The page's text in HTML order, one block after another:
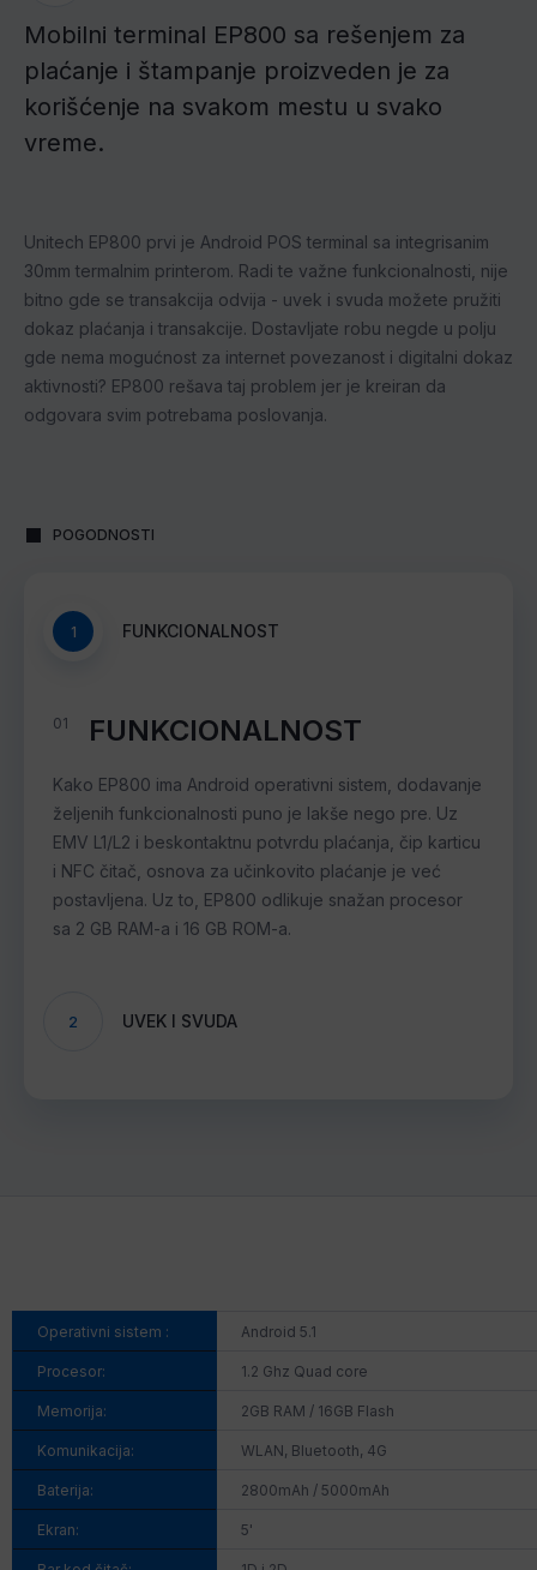
Mobilni terminal EP800 sa rešenjem za
plaćanje i štampanje proizveden je za
korišćenje na svakom mestu u svako
vreme.
Unitech EP800 prvi je Android POS terminal sa integrisanim
30mm termalnim printerom. Radi te važne funkcionalnosti, nije
bitno gde se transakcija odvija - uvek i svuda možete pružiti
dokaz plaćanja i transakcije. Dostavljate robu negde u polju
gde nema mogućnost za internet povezanost i digitalni dokaz
aktivnosti? EP800 rešava taj problem jer je kreiran da
odgovara svim potrebama poslovanja.
POGODNOSTI
1 FUNKCIONALNOST
01 FUNKCIONALNOST
Kako EP800 ima Android operativni sistem, dodavanje
željenih funkcionalnosti puno je lakše nego pre. Uz
EMV L1/L2 i beskontaktnu potvrdu plaćanja, čip karticu
i NFC čitač, osnova za učinkovito plaćanje je već
postavljena. Uz to, EP800 odlikuje snažan procesor
sa 2 GB RAM-a i 16 GB ROM-a.
2 UVEK I SVUDA
Operativni sistem : Android 5.1
Procesor: 1.2 Ghz Quad core
Memorija: 2GB RAM / 16GB Flash
Komunikacija: WLAN, Bluetooth, 4G
Baterija: 2800mAh / 5000mAh
Ekran: 5'